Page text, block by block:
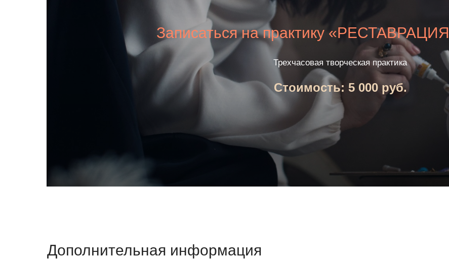
Записаться на практику
Трехчасовая творческая практика
Стоимость: 5 000 руб.
ЗАПИСАТЬСЯ НА ПРАКТИКУ
Дополнительная информация